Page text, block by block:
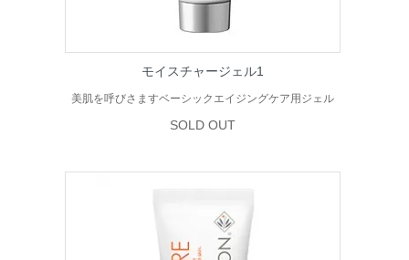
モイスチャージェル1
美肌を呼びさますベーシックエイジングケア用ジェル
SOLD OUT